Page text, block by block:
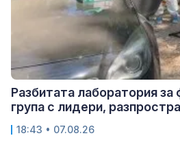
Разбитата лаборатория
група с лидери,
18:43 • 07.08.26